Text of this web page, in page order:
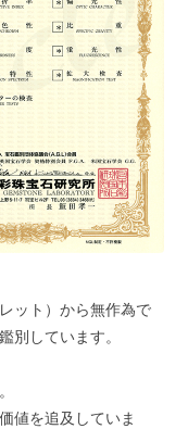
ット）から無作為で
別しています。
値を追及していま